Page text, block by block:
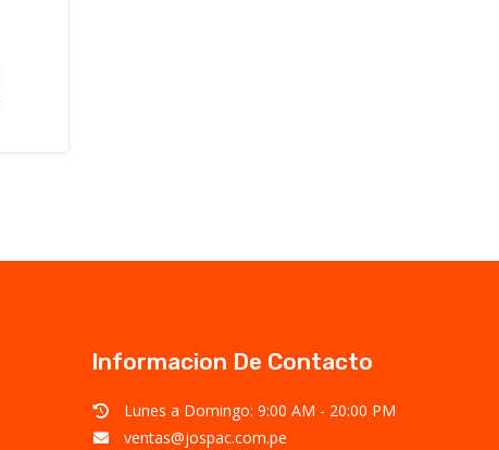
Informacion De Contacto
Lunes a Domingo: 9:00 AM - 20:00 PM
ventas@jospac.com.pe